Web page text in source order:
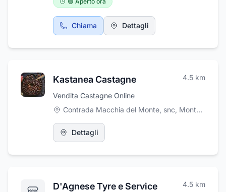
all'innovazione tecnologica dei propri prodotti
in ottemperanza alle nuove esigenze
ambientali. Effettuiamo la Vendita diretta alle
privati.
Chiama Dettagli
Kastanea Castagne 4.5 km
Vendita Castagne Online
Contrada Macchia del Monte, snc, Montemarano
Dettagli
D'Agnese Tyre e Service 4.5 km